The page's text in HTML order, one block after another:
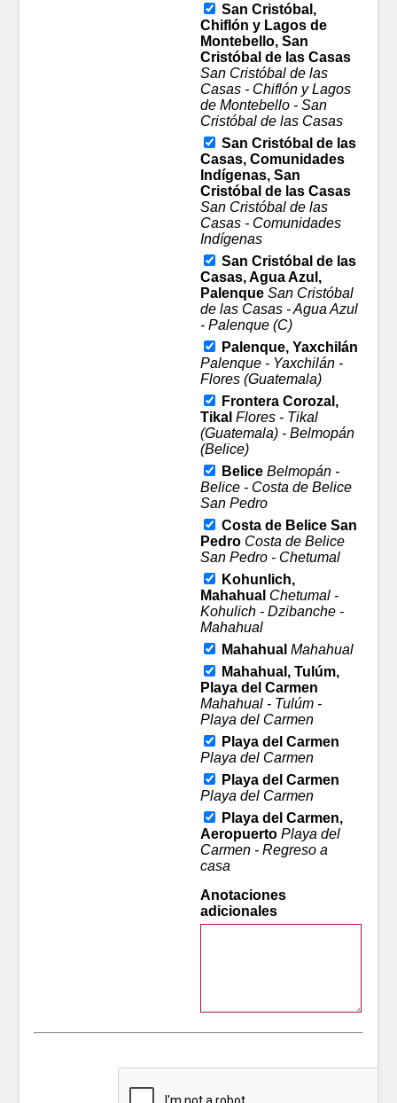
San Cristóbal,
Chiflón y Lagos de
Montebello, San
Cristóbal de las Casas
San Cristóbal de las
Casas - Chiflón y Lagos
de Montebello - San
Cristóbal de las Casas
San Cristóbal de las
Casas, Comunidades
Indígenas, San
Cristóbal de las Casas
San Cristóbal de las
Casas - Comunidades
Indígenas
San Cristóbal de las
Casas, Agua Azul,
Palenque San Cristóbal
de las Casas - Agua Azul
- Palenque (C)
Palenque, Yaxchilán
Palenque - Yaxchilán -
Flores (Guatemala)
Frontera Corozal,
Tikal Flores - Tikal
(Guatemala) - Belmopán
(Belice)
Belice Belmopán -
Belice - Costa de Belice
San Pedro
Costa de Belice San
Pedro Costa de Belice
San Pedro - Chetumal
Kohunlich,
Mahahual Chetumal -
Kohulich - Dzibanche -
Mahahual
Mahahual Mahahual
Mahahual, Tulúm,
Playa del Carmen
Mahahual - Tulúm -
Playa del Carmen
Playa del Carmen
Playa del Carmen
Playa del Carmen
Playa del Carmen
Playa del Carmen,
Aeropuerto Playa del
Carmen - Regreso a
casa
Anotaciones
adicionales